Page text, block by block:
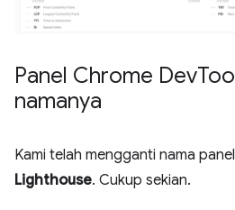
Panel Chrome Dev
namanya
Kami telah mengganti nama
Lighthouse. Cukup sekian.